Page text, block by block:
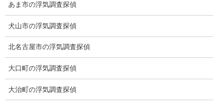
ブログ (496)
お知らせ (1)
メニュー
トップ
あま市の浮気調査探偵
犬山市の浮気調査探偵
北名古屋市の浮気調査探偵
大口町の浮気調査探偵
大治町の浮気調査探偵